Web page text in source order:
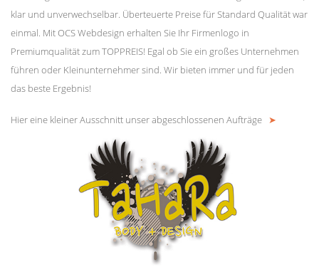
klar und unverwechselbar. Überteuerte Preise für Standard Qualität war
einmal. Mit OCS Webdesign erhalten Sie Ihr Firmenlogo in
Premiumqualität zum TOPPREIS! Egal ob Sie ein großes Unternehmen
führen oder Kleinunternehmer sind. Wir bieten immer und für jeden
das beste Ergebnis!
Hier eine kleiner Ausschnitt unser abgeschlossenen Aufträge ➤